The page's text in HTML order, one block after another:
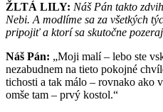
ŽLTÁ LILY: Náš Pán takto
Nebi. A modlíme sa za všetkých
pripojiť a ktorí sa skutočne
Náš Pán: „Moji malí – lebo ste
nezabudnem na tieto pokojné
tichosti a tak málo – rovnako ako
omše tam – prvý kostol.“